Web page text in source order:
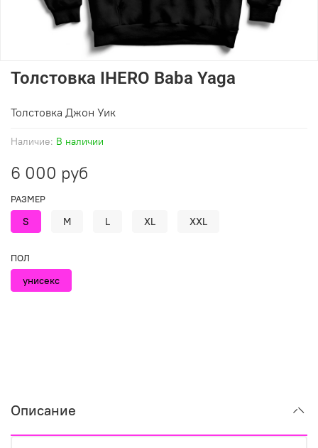
Наличие: В наличии
Толстовка IHERO Baba Yaga
6 000 руб
РАЗМЕР
S M L XL XXL
ПОЛ
унисекс
Толстовка Джон Уик
Описание